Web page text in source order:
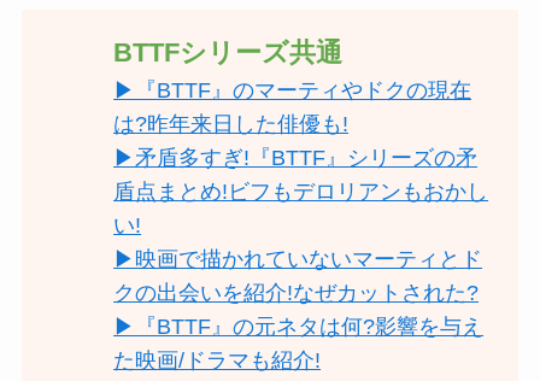
BTTFシリーズ共通
▶『BTTF』のマーティやドクの現在
は?昨年来日した俳優も!
▶矛盾多すぎ!『BTTF』シリーズの矛
盾点まとめ!ビフもデロリアンもおかし
い!
▶映画で描かれていないマーティとド
クの出会いを紹介!なぜカットされた?
▶『BTTF』の元ネタは何?影響を与え
た映画/ドラマも紹介!